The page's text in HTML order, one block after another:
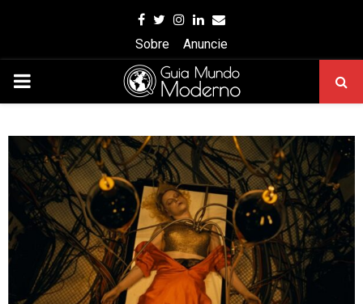
Facebook
Twitter
Instagram
Linkedin
Email
Sobre
Anuncie
PRIMARY